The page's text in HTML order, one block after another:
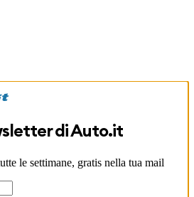
diAuto.it
le settimane, gratis nella tua mail